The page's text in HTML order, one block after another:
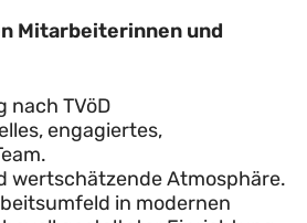
Mitarbeiterinnen und
nach TVöD
engagiertes,
wertschätzende Atmosphäre.
in modernen